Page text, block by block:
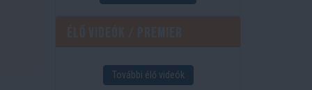
További élő videók